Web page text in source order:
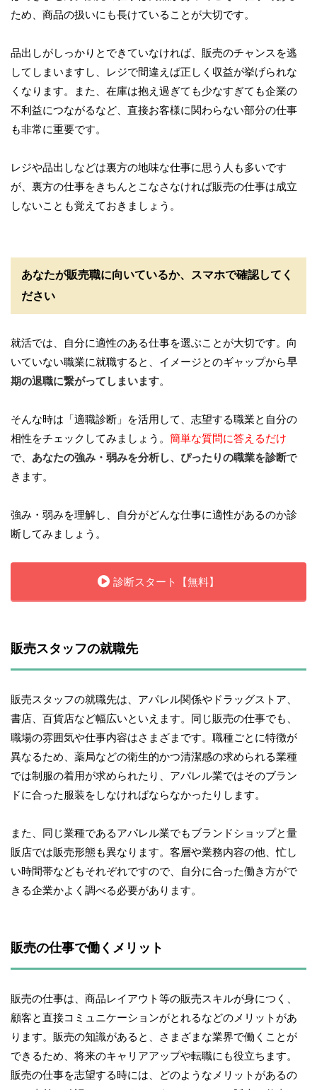
ため、商品の扱いにも長けていることが大切です。
品出しがしっかりとできていなければ、販売のチャンスを逃
してしまいますし、レジで間違えば正しく収益が挙げられな
くなります。また、在庫は抱え過ぎても少なすぎても企業の
不利益につながるなど、直接お客様に関わらない部分の仕事
も非常に重要です。
レジや品出しなどは裏方の地味な仕事に思う人も多いです
が、裏方の仕事をきちんとこなさなければ販売の仕事は成立
しないことも覚えておきましょう。
あなたが販売職に向いているか、スマホで確認してく
ださい
就活では、自分に適性のある仕事を選ぶことが大切です。向
いていない職業に就職すると、イメージとのギャップから早
期の退職に繋がってしまいます。
そんな時は「適職診断」を活用して、志望する職業と自分の
相性をチェックしてみましょう。 簡単な質問に答えるだけ
で、 あなたの強み・弱みを分析し、ぴったりの職業を診断で
きます。
強み・弱みを理解し、自分がどんな仕事に適性があるのか診
断してみましょう。
診断スタート【無料】
販売スタッフの就職先
販売スタッフの就職先は、アパレル関係やドラッグストア、
書店、百貨店など幅広いといえます。同じ販売の仕事でも、
職場の雰囲気や仕事内容はさまざまです。職種ごとに特徴が
異なるため、薬局などの衛生的かつ清潔感の求められる業種
では制服の着用が求められたり、アパレル業ではそのブラン
ドに合った服装をしなければならなかったりします。
また、同じ業種であるアパレル業でもブランドショップと量
販店では販売形態も異なります。客層や業務内容の他、忙し
い時間帯などもそれぞれですので、自分に合った働き方がで
きる企業かよく調べる必要があります。
販売の仕事で働くメリット
販売の仕事は、商品レイアウト等の販売スキルが身につく、
顧客と直接コミュニケーションがとれるなどのメリットがあ
ります。販売の知識があると、さまざまな業界で働くことが
できるため、将来のキャリアアップや転職にも役立ちます。
販売の仕事を志望する時には、どのようなメリットがあるの